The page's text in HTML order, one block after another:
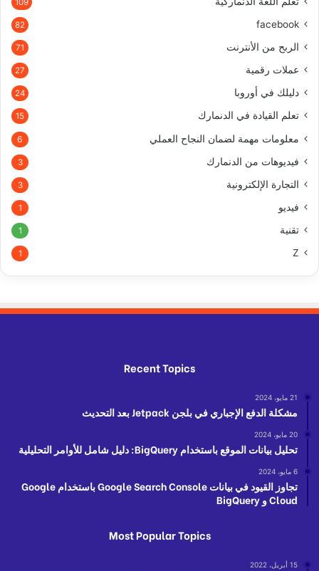
109
facebook
82
الربح من الأنترنت 71
عملات رقمية 27
دليلك في أوروبا 24
تعلم القيادة في الدنمارك 15
معلومات مهمة لضمان النجاح العملي 6
فيديوهات من الدنمارك 3
التجارة الإلكترونية 3
فيديو 1
تقنية 1
Z
1
Recent Topics
21 مايو، 2024
مشكلة الدفع الإجباري في بلجن Jetpack بعد التحديث
20 مايو، 2024
تحليل بيانات الموقع باستخدام BigQuery: دليل شامل للأوامر التحليلية
6 مايو، 2024
تجاوز القيود في بيانات Google Search Console باستخدام Google
Cloud و BigQuery
Most Popular Topics
15 أبريل، 2022